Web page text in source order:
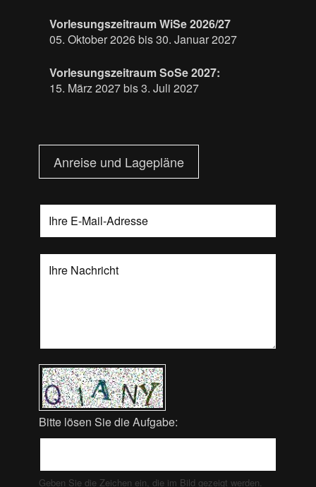
Vorlesungszeitraum WiSe 2026/27
05. Oktober 2026 bis 30. Januar 2027
Vorlesungszeitraum SoSe 2027:
15. März 2027 bis 3. Juli 2027
Anreise und Lagepläne
Bitte lösen Sie die Aufgabe:
Geben Sie die Zeichen ein, die im Bild gezeigt werden.